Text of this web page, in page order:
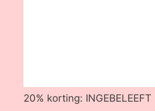
20% korting: INGEBELEEFT